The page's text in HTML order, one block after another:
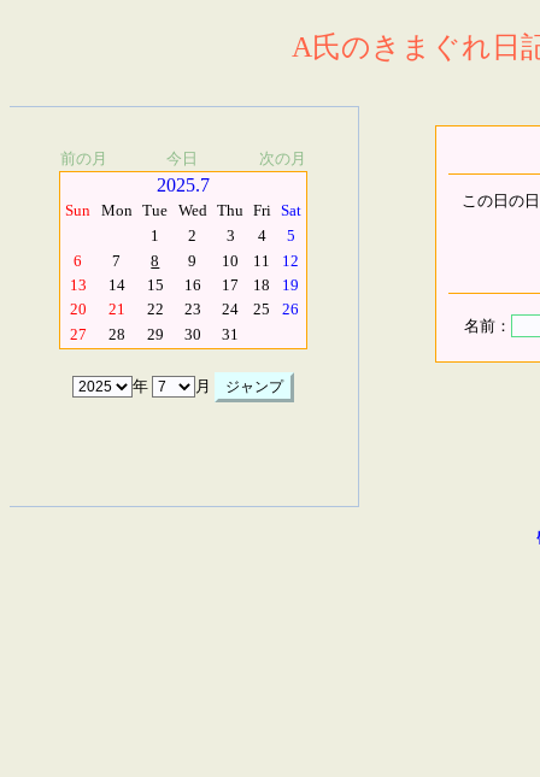
A氏のきまぐれ日
前の月 今日 次の月
2025.7
Sun Mon Tue Wed Thu Fri Sat
1
2 3 4
5
6
7 8 9 10 11
12
13
14 15 16 17 18
19
20
21 22 23 24 25
26
27
28 29 30 31
年 月
この日の
名前：